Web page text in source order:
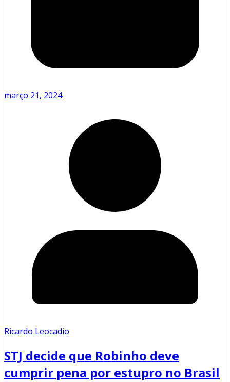
março 21, 2024
Ricardo Leocadio
STJ decide que Robinho deve
cumprir pena por estupro no Brasil